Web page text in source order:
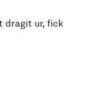
dragit ur, fick